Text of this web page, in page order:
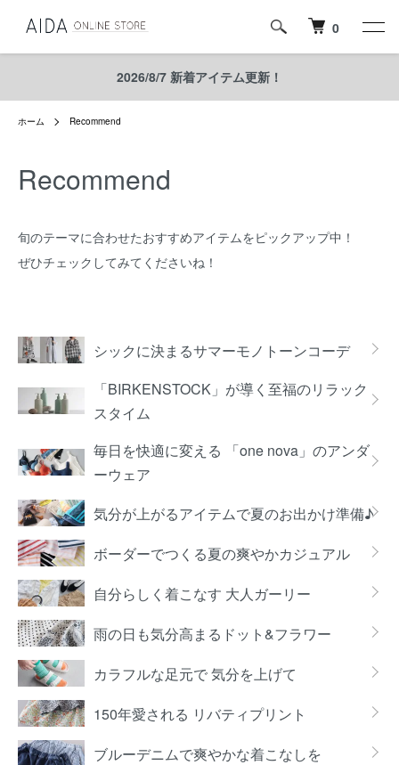
0
2026/8/7 新着アイテム更新！
ホーム Recommend
Recommend
旬のテーマに合わせたおすすめアイテムをピックアップ中！
ぜひチェックしてみてくださいね！
グループ一覧シックに決まるサマーモノトーンコーデ
「BIRKENSTOCK」が導く至福のリラック
スタイム
毎日を快適に変える 「one nova」のアンダ
ーウェア
気分が上がるアイテムで夏のお出かけ準備♪
ボーダーでつくる夏の爽やかカジュアル
自分らしく着こなす 大人ガーリー
雨の日も気分高まるドット&フラワー
カラフルな足元で 気分を上げて
150年愛される リバティプリント
ブルーデニムで爽やかな着こなしを